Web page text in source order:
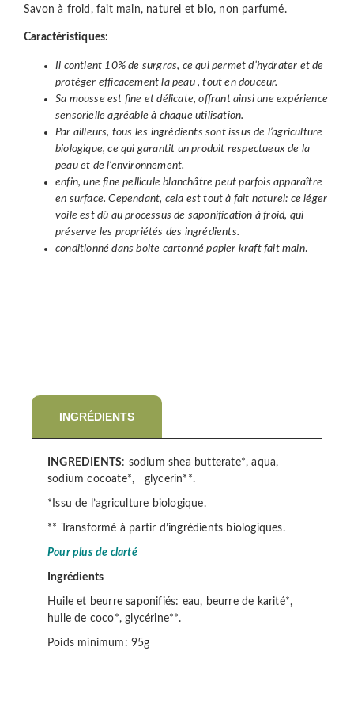
Savon à froid, fait main, naturel et bio, non parfumé.
Caractéristiques:
Il contient 10% de surgras, ce qui permet d’hydrater et de
protéger efficacement la peau , tout en douceur.
Sa mousse est fine et délicate, offrant ainsi une expérience
sensorielle agréable à chaque utilisation.
Par ailleurs, tous les ingrédients sont issus de l’agriculture
biologique, ce qui garantit un produit respectueux de la
peau et de l’environnement.
enfin, une fine pellicule blanchâtre peut parfois apparaître
en surface. Cependant, cela est tout à fait naturel: ce léger
voile est dû au processus de saponification à froid, qui
préserve les propriétés des ingrédients.
conditionné dans boite cartonné papier kraft fait main.
INGRÉDIENTS
INGREDIENTS: sodium shea butterate*, aqua,
sodium cocoate*, glycerin**.
*Issu de l’agriculture biologique.
** Transformé à partir d’ingrédients biologiques.
Pour plus de clarté
Ingrédients
Huile et beurre saponifiés: eau, beurre de karité*,
huile de coco*, glycérine**.
Poids minimum: 95g